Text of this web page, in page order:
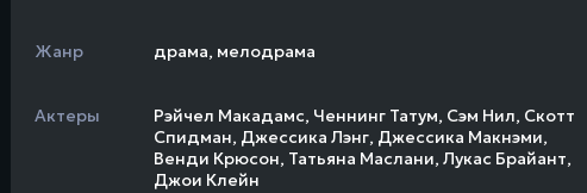
Жанр драма, мелодрама
Актеры Рэйчел Макадамс, Ченнинг Татум, Сэм Нил, Скотт
Спидман, Джессика Лэнг, Джессика Макнэми,
Венди Крюсон, Татьяна Маслани, Лукас Брайант,
Джои Клейн